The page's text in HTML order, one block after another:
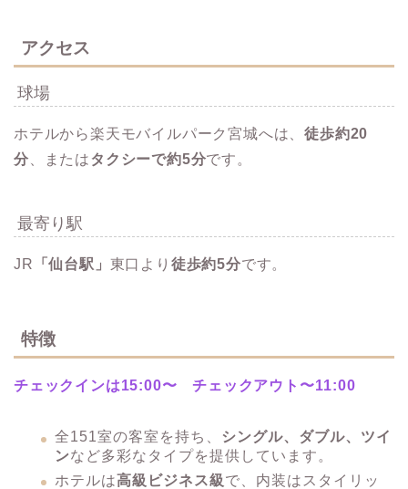
アクセス
球場
ホテルから楽天モバイルパーク宮城へは、徒歩約20
分 、または タクシーで約5分です。
最寄り駅
JR 「仙台駅」 東口より 徒歩約5分​です。
特徴
チェックインは15:00〜 チェックアウト〜11:00
全151室の客室を持ち、
シングル、ダブル、ツイ
ンなど多彩なタイプを提供しています。​
ホテルは高級ビジネス級で、内装はスタイリッ